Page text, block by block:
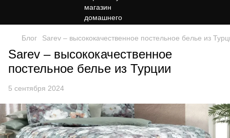
Блог Sarev – высококачественное постельное белье из
Sarev – высококачественное
постельное белье из Турции
5 сентября 2024